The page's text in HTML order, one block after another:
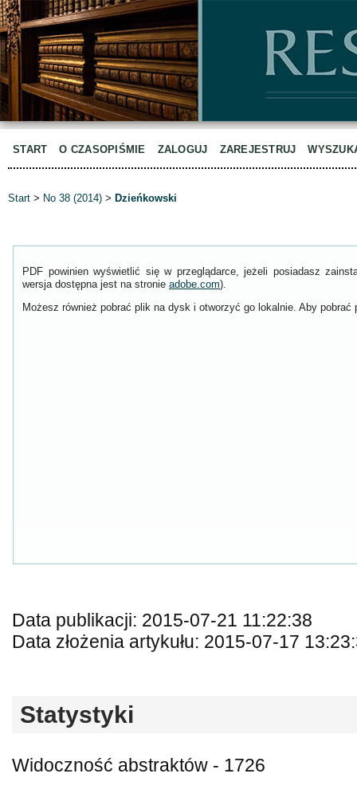
START O CZASOPIŚMIE ZALOGUJ ZAREJESTRUJ
Start > No 38 (2014) > Dzieńkowski
PDF powinien wyświetlić się w przeglądarce, jeżeli posiadasz
wersja dostępna jest na stronie adobe.com).
Możesz również pobrać plik na dysk i otworzyć go lokalnie. Aby
Data publikacji: 2015-07-21 11:22:38
Data złożenia artykułu: 2015-07-17
Statystyki
Widoczność abstraktów - 1726